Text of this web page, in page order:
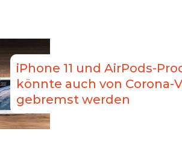
iPhone 11 und AirPods-
könnte auch von Corona-
gebremst werden